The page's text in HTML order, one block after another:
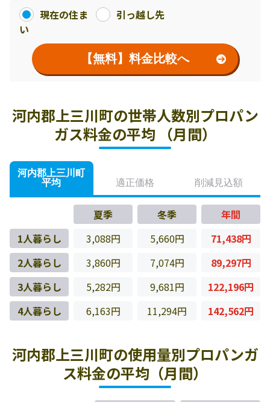
現在の住ま
い
引っ越し先
【無料】料金比較へ
河内郡上三川町の世帯人数別プロパン
ガス料金の平均 （月間）
河内郡上三川町
平均
適正価格 削減見込額
夏季 冬季
年間
1人暮らし
3,088円 5,660円
71,438円
2人暮らし
3,860円 7,074円
89,297円
3人暮らし
5,282円 9,681円
122,196円
4人暮らし
6,163円 11,294円 142,562円
河内郡上三川町の使用量別プロパンガ
ス料金の平均（月間）